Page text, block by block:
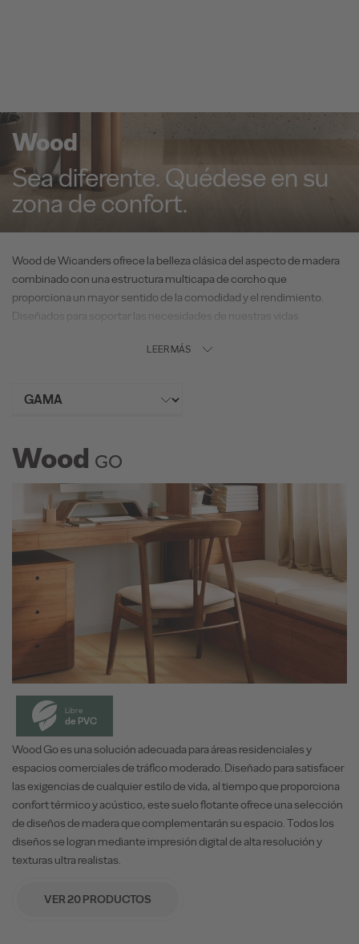
Wood
Sea diferente. Quédese en su
zona de confort.
Wood de Wicanders ofrece la belleza clásica del aspecto de madera
combinado con una estructura multicapa de corcho que
proporciona un mayor sentido de la comodidad y el rendimiento.
Diseñados para soportar las necesidades de nuestras vidas
LEER MÁS
Wood GO
Libre
de PVC
Wood Go es una solución adecuada para áreas residenciales y
espacios comerciales de tráfico moderado. Diseñado para satisfacer
las exigencias de cualquier estilo de vida, al tiempo que proporciona
confort térmico y acústico, este suelo flotante ofrece una selección
de diseños de madera que complementarán su espacio. Todos los
diseños se logran mediante impresión digital de alta resolución y
texturas ultra realistas.
VER 20 PRODUCTOS